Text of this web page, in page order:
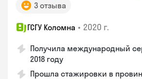
3 отзыва
ГСГУ Коломна • 2020 г.
Получила международный
2018 году
Прошла стажировки в